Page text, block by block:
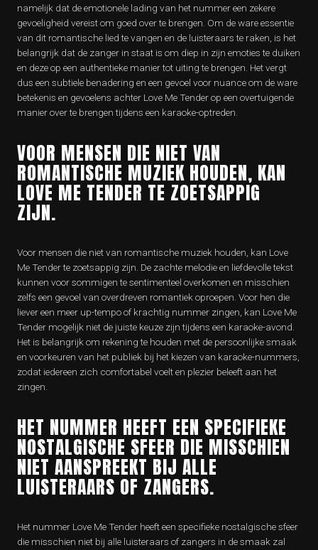
namelijk dat de emotionele lading van het nummer een zekere
gevoeligheid vereist om goed over te brengen. Om de ware essentie
van dit romantische lied te vangen en de luisteraars te raken, is het
belangrijk dat de zanger in staat is om diep in zijn emoties te duiken
en deze op een authentieke manier tot uiting te brengen. Het vergt
dus een subtiele benadering en een gevoel voor nuance om de ware
betekenis en gevoelens achter Love Me Tender op een overtuigende
manier over te brengen tijdens een karaoke-optreden.
VOOR MENSEN DIE NIET VAN
ROMANTISCHE MUZIEK HOUDEN, KAN
LOVE ME TENDER TE ZOETSAPPIG
ZIJN.
Voor mensen die niet van romantische muziek houden, kan Love
Me Tender te zoetsappig zijn. De zachte melodie en liefdevolle tekst
kunnen voor sommigen te sentimenteel overkomen en misschien
zelfs een gevoel van overdreven romantiek oproepen. Voor hen die
liever een meer up-tempo of krachtig nummer zingen, kan Love Me
Tender mogelijk niet de juiste keuze zijn tijdens een karaoke-avond.
Het is belangrijk om rekening te houden met de persoonlijke smaak
en voorkeuren van het publiek bij het kiezen van karaoke-nummers,
zodat iedereen zich comfortabel voelt en plezier beleeft aan het
zingen.
HET NUMMER HEEFT EEN SPECIFIEKE
NOSTALGISCHE SFEER DIE MISSCHIEN
NIET AANSPREEKT BIJ ALLE
LUISTERAARS OF ZANGERS.
Het nummer Love Me Tender heeft een specifieke nostalgische sfeer
die misschien niet bij alle luisteraars of zangers in de smaak zal